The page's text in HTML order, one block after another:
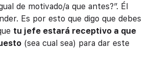
de motivado/a que antes?”. Él
Es por esto que digo que debes
tu jefe estará receptivo a que
(sea cual sea) para dar este